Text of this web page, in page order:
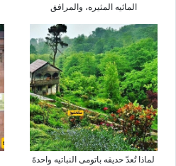
المائیه المثیره، والمرافق
لماذا تُعدّ حدیقه باتومی النباتیه واحدهً